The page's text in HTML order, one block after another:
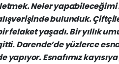
Neleryapabileceğimi
bulunduk.
felaketyaşadı.Biryıllık
Darende’deyüzlerce
yapıyor.Esnafımızkayısıya